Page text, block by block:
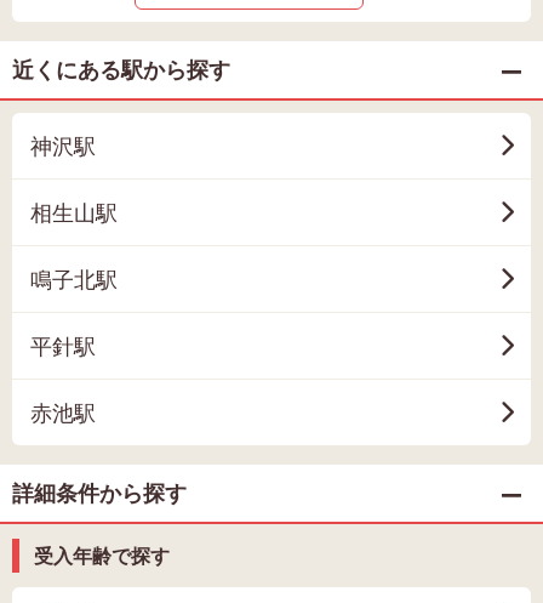
近くにある駅から探す
神沢駅
相生山駅
鳴子北駅
平針駅
赤池駅
詳細条件から探す
受入年齢で探す